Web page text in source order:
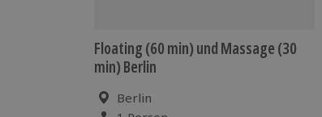
Floating (60 min) und Massage (30
min) Berlin
Berlin